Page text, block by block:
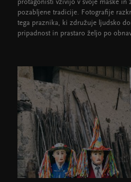
protagonisti vživijo v svoje maske in
pozabljene tradicije. Fotografije
tega praznika, ki združuje ljudsko
pripadnost in prastaro željo po